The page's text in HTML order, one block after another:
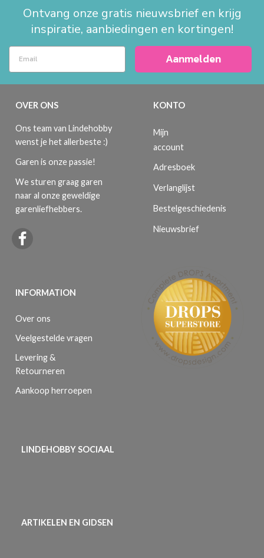
Ontvang onze gratis nieuwsbrief en krijg
inspiratie, aanbiedingen en kortingen!
Aanmelden
OVER ONS
Ons team van Lindehobby
wenst je het allerbeste :)
Garen is onze passie!
We sturen graag garen
naar al onze geweldige
garenliefhebbers.
INFORMATION
Over ons
Veelgestelde vragen
Levering &
Retourneren
Aankoop herroepen
KONTO
Mijn
account
Adresboek
Verlanglijst
Bestelgeschiedenis
Nieuwsbrief
LINDEHOBBY SOCIAAL
ARTIKELEN EN GIDSEN